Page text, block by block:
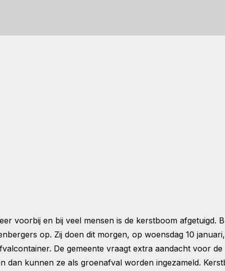
voorbij en bij veel mensen is de kerstboom afgetuigd.
op. Zij doen dit morgen, op woensdag 10
De gemeente vraagt extra aandacht voor
dan kunnen ze als groenafval worden ingezameld.